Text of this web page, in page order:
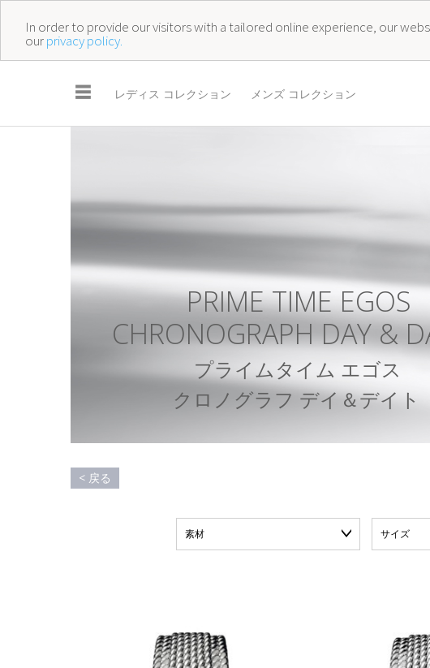
In order to provide our visitors with a tailored online experience, our
ourprivacy policy.
☰ レディス コレクション メンズ コレクション
PRIMETIMEEGOS
プラ イムタ イム エゴス
CHRONOGRAPHDAY &D
ク ロ ノ グラ フ デイ＆デイト
< 戻る
素材 サイズ